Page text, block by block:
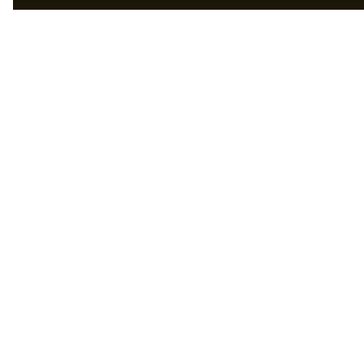
maintenant